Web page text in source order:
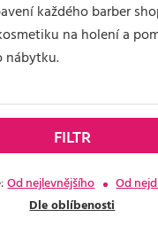
každého barber
na holení a
nábytku.
FILTR
Od nejlevnějšího
Od
Dle oblíbenosti